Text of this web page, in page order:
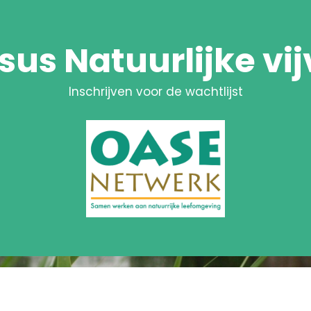
Natuurlijke
Inschrijven voor de wachtlijst